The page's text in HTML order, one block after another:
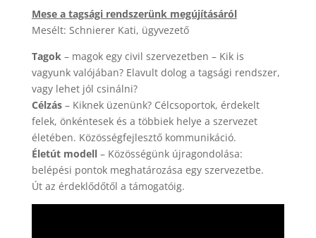
Mese a tagsági rendszerünk megújításáról
Mesélt: Schnierer Kati, ügyvezető
Tagok– magok egy civil szervezetben – Kik is
vagyunk valójában? Elavult dolog a tagsági rendszer,
vagy lehet jól csinálni?
Célzás– Kiknek üzenünk? Célcsoportok, érdekelt
felek, önkéntesek és a többiek helye a szervezet
életében. Közösségfejlesztő kommunikáció.
Életút modell– Közösségünk újragondolása:
belépési pontok meghatározása egy szervezetbe.
Út az érdeklődőtől a támogatóig.